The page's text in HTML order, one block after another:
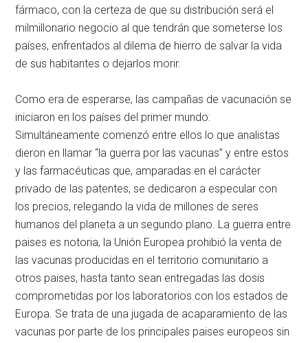
fármaco, con la certeza de que su distribución será el
milmillonario negocio al que tendrán que someterse los
países, enfrentados al dilema de hierro de salvar la vida
de sus habitantes o dejarlos morir.
Como era de esperarse, las campañas de vacunación se
iniciaron en los países del primer mundo:
Simultáneamente comenzó entre ellos lo que analistas
dieron en llamar “la guerra por las vacunas” y entre estos
y las farmacéuticas que, amparadas en el carácter
privado de las patentes, se dedicaron a especular con
los precios, relegando la vida de millones de seres
humanos del planeta a un segundo plano. La guerra entre
paises es notoria, la Unión Europea prohibió la venta de
las vacunas producidas en el territorio comunitario a
otros paises, hasta tanto sean entregadas las dosis
comprometidas por los laboratorios con los estados de
Europa. Se trata de una jugada de acaparamiento de las
vacunas por parte de los principales paises europeos sin